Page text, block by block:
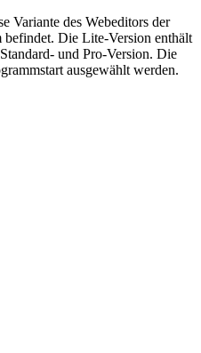
Variante des Webeditors der
Die Lite-Version enthält
und Pro-Version. Die
ausgewählt werden.